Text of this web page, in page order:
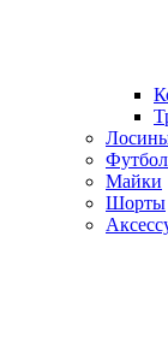
Майки
Шорты